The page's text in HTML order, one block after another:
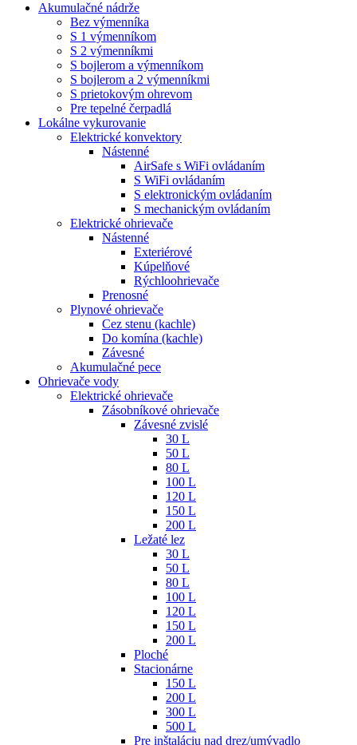
Akumulačné nádrže
Bez výmenníka
S 1 výmenníkom
S 2 výmenníkmi
S bojlerom a výmenníkom
S bojlerom a 2 výmenníkmi
S prietokovým ohrevom
Pre tepelné čerpadlá
Lokálne vykurovanie
Elektrické konvektory
Nástenné
AirSafe s WiFi ovládaním
S WiFi ovládaním
S elektronickým ovládaním
S mechanickým ovládaním
Elektrické ohrievače
Nástenné
Exteriérové
Kúpelňové
Rýchloohrievače
Prenosné
Plynové ohrievače
Cez stenu (kachle)
Do komína (kachle)
Závesné
Akumulačné pece
Ohrievače vody
Elektrické ohrievače
Zásobníkové ohrievače
Závesné zvislé
30 L
50 L
80 L
100 L
120 L
150 L
200 L
Ležaté lez
30 L
50 L
80 L
100 L
120 L
150 L
200 L
Ploché
Stacionárne
150 L
200 L
300 L
500 L
Pre inštaláciu nad drez/umývadlo